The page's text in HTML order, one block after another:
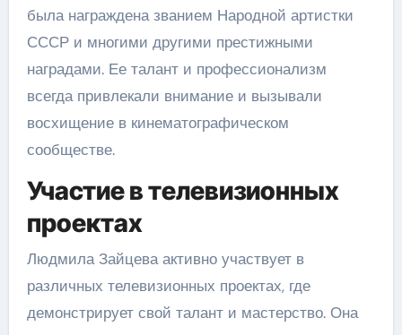
была награждена званием Народной артистки
СССР и многими другими престижными
наградами. Ее талант и профессионализм
всегда привлекали внимание и вызывали
восхищение в кинематографическом
сообществе.
Участие в телевизионных
проектах
Людмила Зайцева активно участвует в
различных телевизионных проектах, где
демонстрирует свой талант и мастерство. Она